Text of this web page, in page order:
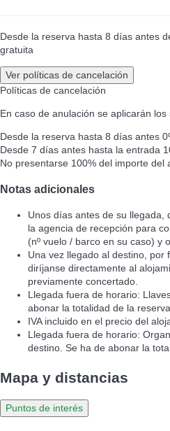
Desde la reserva hasta 8 días antes
gratuita
Ver políticas de cancelación
Políticas de cancelación
En caso de anulación se aplicarán
Desde la reserva hasta 8 días antes
Desde 7 días antes hasta la entrada
No presentarse 100% del importe del
Notas adicionales
Unos días antes de su llegada,
la agencia de recepción para
(nº vuelo / barco en su caso) y
Una vez llegado al destino,
diríjanse directamente al
previamente concertado.
Llegada fuera de horario:
abonar la totalidad de la
IVA incluido en el precio del
Llegada fuera de horario:
destino. Se ha de abonar la
Mapa y distancias
Puntos de interés